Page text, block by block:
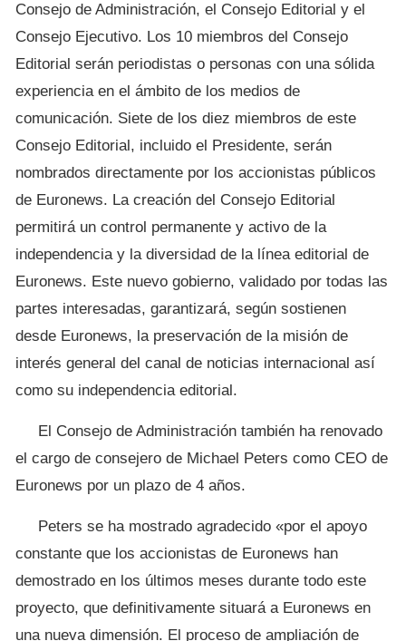
Consejo de Administración, el Consejo Editorial y el
Consejo Ejecutivo. Los 10 miembros del Consejo
Editorial serán periodistas o personas con una sólida
experiencia en el ámbito de los medios de
comunicación. Siete de los diez miembros de este
Consejo Editorial, incluido el Presidente, serán
nombrados directamente por los accionistas públicos
de Euronews. La creación del Consejo Editorial
permitirá un control permanente y activo de la
independencia y la diversidad de la línea editorial de
Euronews. Este nuevo gobierno, validado por todas las
partes interesadas, garantizará, según sostienen
desde Euronews, la preservación de la misión de
interés general del canal de noticias internacional así
como su independencia editorial.
El Consejo de Administración también ha renovado
el cargo de consejero de Michael Peters como CEO de
Euronews por un plazo de 4 años.
Peters se ha mostrado agradecido «por el apoyo
constante que los accionistas de Euronews han
demostrado en los últimos meses durante todo este
proyecto, que definitivamente situará a Euronews en
una nueva dimensión. El proceso de ampliación de